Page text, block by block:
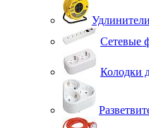
Сетевые
Колодки